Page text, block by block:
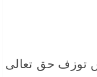
توزف حق تعالی